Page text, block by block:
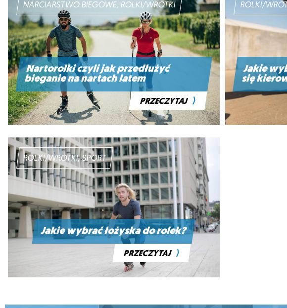
NARCIARSTWO BIEGOWE, ROLKI/WROTKI
Nartorolki czyli jak przedłużyć
bieganie na nartach latem
PRZECZYTAJ ⟩
ROLKI/
Jakie
się
ROLKI/WROTKI, SPORT
Jakie wybrać łożyska do rolek?
PRZECZYTAJ ⟩